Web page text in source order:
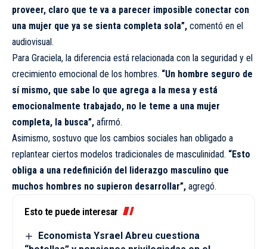
proveer, claro que te va a parecer imposible conectar con
una mujer que ya se sienta completa sola”, comentó en el
audiovisual.
Para Graciela, la diferencia está relacionada con la seguridad y el
crecimiento emocional de los hombres. “Un hombre seguro de
sí mismo, que sabe lo que agrega a la mesa y está
emocionalmente trabajado, no le teme a una mujer
completa, la busca”, afirmó.
Asimismo, sostuvo que los cambios sociales han obligado a
replantear ciertos modelos tradicionales de masculinidad. “Esto
obliga a una redefinición del liderazgo masculino que
muchos hombres no supieron desarrollar”, agregó.
Esto te puede interesar
Economista Ysrael Abreu cuestiona